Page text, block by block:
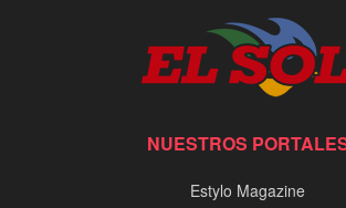
NUESTROS
Estylo Magazine